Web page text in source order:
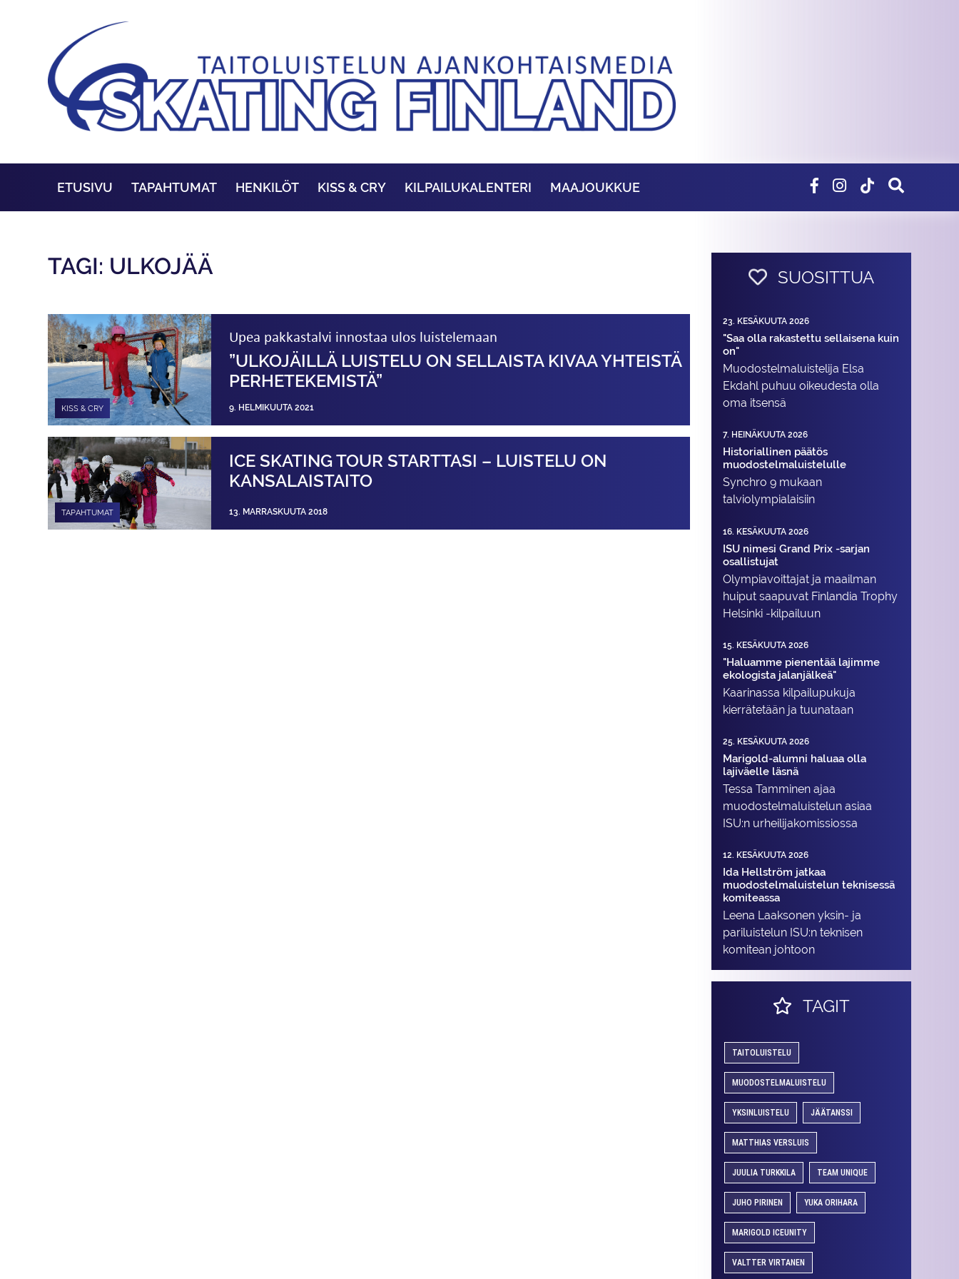
ETUSIVU TAPAHTUMAT HENKILÖT KISS & CRY KILPAILUKALENTERI MAAJOUKKUE
TAGI: ULKOJÄÄ
KISS & CRY
Upea pakkastalvi innostaa ulos luistelemaan
”ULKOJÄILLÄ LUISTELU ON SELLAISTA KIVAA YHTEISTÄ
PERHETEKEMISTÄ”
9. HELMIKUUTA 2021
TAPAHTUMAT
ICE SKATING TOUR STARTTASI – LUISTELU ON
KANSALAISTAITO
13. MARRASKUUTA 2018
SUOSITTUA
23. KESÄKUUTA 2026
"Saa olla rakastettu sellaisena kuin
on"
Muodostelma­luistelija Elsa
Ekdahl puhuu oikeudesta olla
oma itsensä
7. HEINÄKUUTA 2026
Historiallinen päätös
muodostelmaluistelulle
Synchro 9 mukaan
talviolympialaisiin
16. KESÄKUUTA 2026
ISU nimesi Grand Prix -sarjan
osallistujat
Olympiavoittajat ja maailman
huiput saapuvat Finlandia Trophy
Helsinki -kilpailuun
15. KESÄKUUTA 2026
"Haluamme pienentää lajimme
ekologista jalanjälkeä"
Kaarinassa kilpailupukuja
kierrätetään ja tuunataan
25. KESÄKUUTA 2026
Marigold-alumni haluaa olla
lajiväelle läsnä
Tessa Tamminen ajaa
muodostelma­luistelun asiaa
ISU:n urheilija­komissiossa
12. KESÄKUUTA 2026
Ida Hellström jatkaa
muodostelmaluistelun teknisessä
komiteassa
Leena Laaksonen yksin- ja
pariluistelun ISU:n teknisen
komitean johtoon
TAGIT
TAITOLUISTELU
MUODOSTELMALUISTELU
YKSINLUISTELU JÄÄTANSSI
MATTHIAS VERSLUIS
JUULIA TURKKILA TEAM UNIQUE
JUHO PIRINEN YUKA ORIHARA
MARIGOLD ICEUNITY
VALTTER VIRTANEN